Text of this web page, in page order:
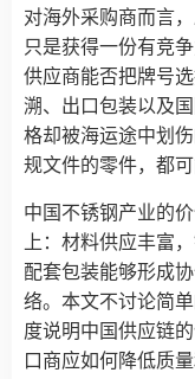
对海外采购商而言，
只是获得一份有竞
供应商能否把牌号
溯、出口包装以及
格却被海运途中划
规文件的零件，都可
中国不锈钢产业的
上：材料供应丰富
配套包装能够形成
络。本文不讨论简
度说明中国供应链
口商应如何降低质量